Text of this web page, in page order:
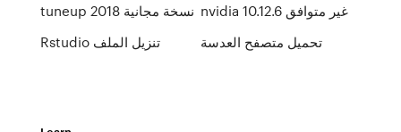
tuneup 2018 نسخة مجانية
Rstudio تنزيل الملف
nvidia 10.12.6 غير متوافق
تحميل متصفح العدسة